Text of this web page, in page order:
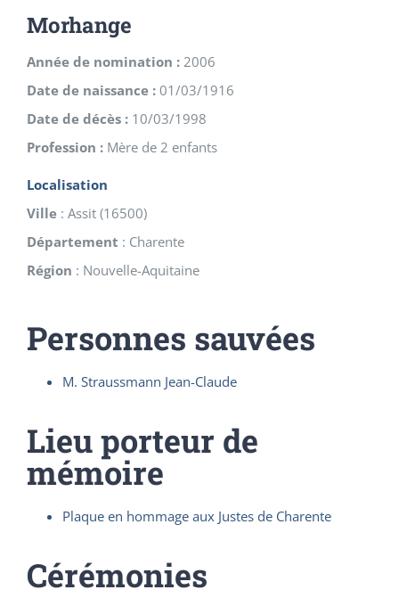
Morhange
Année de nomination : 2006
Date de naissance : 01/03/1916
Date de décès : 10/03/1998
Profession : Mère de 2 enfants
Localisation
Ville : Assit (16500)
Département : Charente
Région : Nouvelle-Aquitaine
Personnes sauvées
M. Straussmann Jean-Claude
Lieu porteur de
mémoire
Plaque en hommage aux Justes de Charente
Cérémonies